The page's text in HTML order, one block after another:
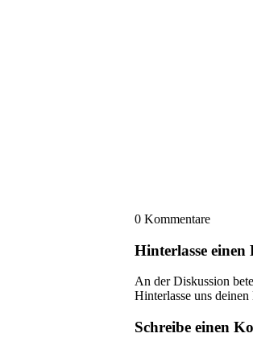
0 Kommentare
Hinterlasse
An der Diskussion
Hinterlasse uns
Schreibe einen